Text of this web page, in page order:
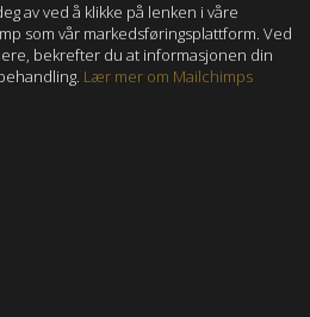
av ved å klikke på lenken i våre
som vår markedsføringsplattform. Ved
bekrefter du at informasjonen din
Lær mer om Mailchimps